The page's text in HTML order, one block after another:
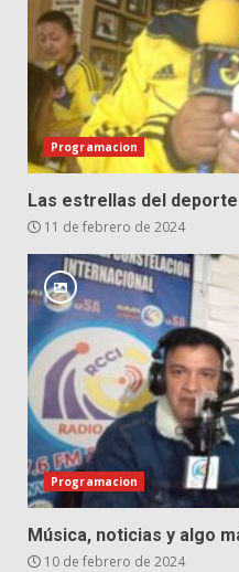
Programacion
Las estrellas del deporte
11 de febrero de 2024
Programacion
Música, noticias y algo
10 de febrero de 2024